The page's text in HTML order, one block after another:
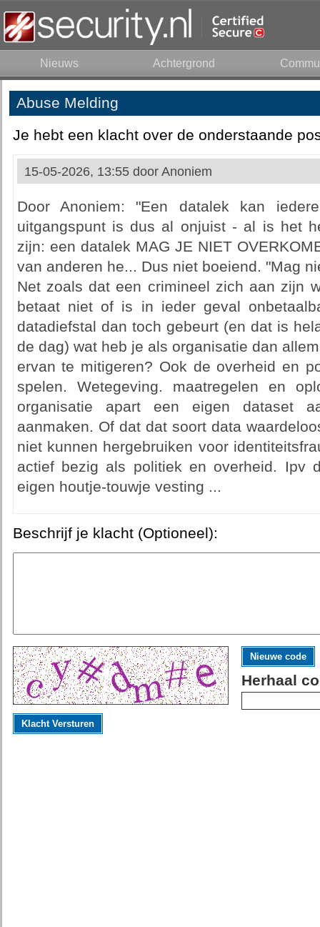
Nieuws Achtergrond
Abuse Melding
Je hebt een klacht over de onderstaande
15-05-2026, 13:55 door Anoniem
Door Anoniem: "Een datalek kan
uitgangspunt is dus al onjuist - al is het
zijn: een datalek MAG JE NIET
van anderen he... Dus niet boeiend. "Mag
Net zoals dat een crimineel zich aan zijn
betaat niet of is in ieder geval
datadiefstal dan toch gebeurt (en dat is
de dag) wat heb je als organisatie dan
ervan te mitigeren? Ook de overheid en
spelen. Wetegeving. maatregelen en
organisatie apart een eigen dataset
aanmaken. Of dat dat soort data
niet kunnen hergebruiken voor
actief bezig als politiek en overheid. Ipv
eigen houtje-touwje vesting ...
Beschrijf je klacht (Optioneel):
Nieuwe code
Herhaal
Klacht Versturen